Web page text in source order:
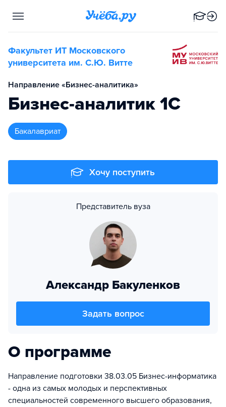
Факультет ИТ Московского
университета им. С.Ю. Витте
Направление «Бизнес-аналитика»
Бизнес-аналитик 1C
бакалавриат
Хочу поступить
Представитель вуза
Александр Бакуленков
Задать вопрос
О программе
Направление подготовки 38.03.05 Бизнес-информатика
- одна из самых молодых и перспективных
специальностей современного высшего образования,